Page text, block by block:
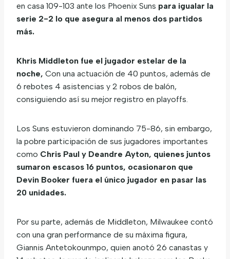
en casa 109-103 ante los Phoenix Suns para igualar la
serie 2-2 lo que asegura al menos dos partidos
más.
Khris Middleton fue el jugador estelar de la
noche, Con una actuación de 40 puntos, además de
6 rebotes 4 asistencias y 2 robos de balón,
consiguiendo así su mejor registro en playoffs.
Los Suns estuvieron dominando 75-86, sin embargo,
la pobre participación de sus jugadores importantes
como Chris Paul y Deandre Ayton, quienes juntos
sumaron escasos 16 puntos, ocasionaron que
Devin Booker fuera el único jugador en pasar las
20 unidades.
Por su parte, además de Middleton, Milwaukee contó
con una gran performance de su máxima figura,
Giannis Antetokounmpo, quien anotó 26 canastas y